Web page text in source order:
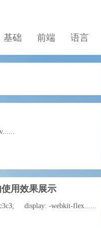
基础 前端 语言
使用效果展示
display: -webkit-flex......